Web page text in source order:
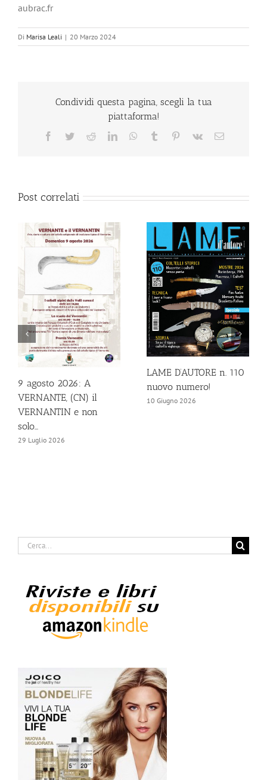
aubrac.fr
Di Marisa Leali | 20 Marzo 2024
Condividi questa pagina, scegli la tua
piattaforma!
Facebook
TwitterRedditLinkedInWhatsApp
Tumblr Pinterest
Vk Email
Post correlati
9 agosto 2026: A
VERNANTE, (CN) il
VERNANTIN e non
solo…
29 Luglio 2026
LAME D’AUTORE n. 110
nuovo numero!
10 Giugno 2026
Cerca